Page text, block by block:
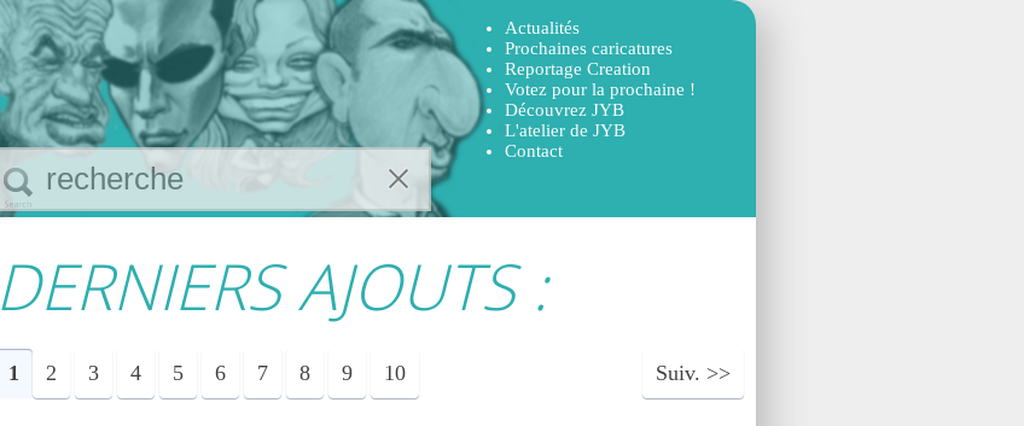
Actualités
Prochaines caricatures
Reportage Creation
Votez pour la prochaine !
Découvrez JYB
L'atelier de JYB
Contact
DERNIERS AJOUTS :
1 2 3 4 5 6 7 8 9 10 Suiv.